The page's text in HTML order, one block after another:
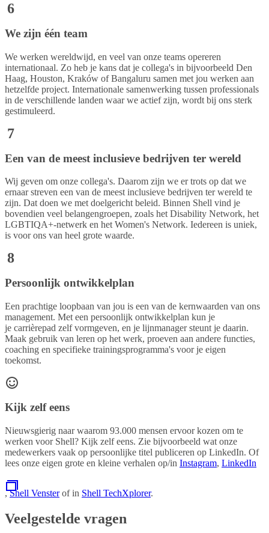
6
We zijn één team
We werken wereldwijd, en veel van onze teams opereren
internationaal. Zo heb je kans dat je collega's in bijvoorbeeld Den
Haag, Houston, Kraków of Bangaluru samen met jou werken aan
hetzelfde project. Internationale samenwerking tussen professionals
in de verschillende landen waar we actief zijn, wordt bij ons sterk
gestimuleerd.
7
Een van de meest inclusieve bedrijven ter wereld
Wij geven om onze collega's. Daarom zijn we er trots op dat we
ernaar streven een van de meest inclusieve bedrijven ter wereld te
zijn. Dat doen we met doelgericht beleid. Binnen Shell vind je
bovendien veel belangengroepen, zoals het Disability Network, het
LGBTIQA+-netwerk en het Women's Network. Iedereen is uniek,
is voor ons van heel grote waarde.
8
Persoonlijk ontwikkelplan
Een prachtige loopbaan van jou is een van de kernwaarden van ons
management. Met een persoonlijk ontwikkelplan kun je
je carrièrepad zelf vormgeven, en je lijnmanager steunt je daarin.
Maak gebruik van leren op het werk, proeven aan andere functies,
coaching en specifieke trainingsprogramma's voor je eigen
toekomst.
Kijk zelf eens
Nieuwsgierig naar waarom 93.000 mensen ervoor kozen om te
werken voor Shell? Kijk zelf eens. Zie bijvoorbeeld wat onze
medewerkers vaak op persoonlijke titel publiceren op LinkedIn. Of
lees onze eigen grote en kleine verhalen op/in Instagram, LinkedIn
,Shell Vensterof in Shell TechXplorer.
Veelgestelde vragen